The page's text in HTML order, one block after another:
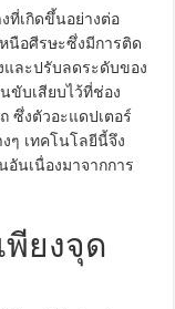
ที่เกิดขึ้นอย่างต่อ
นือศีรษะซึ่งมีการติด
และปรับลดระดับของ
ขับเสียบไว้ที่ช่อง
ซึ่งตัวอะแดปเตอร์
ๆ เทคโนโลยีนี้จึง
นเนื่องมาจากการ
พียงจุด